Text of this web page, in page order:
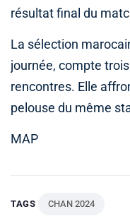
résultat final du
La sélection
journée, compte
rencontres. Elle
pelouse du même
MAP
TAGS CHAN 2024